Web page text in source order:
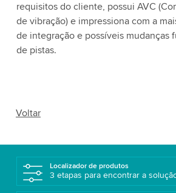
requisitos do cliente, possui AVC
de vibração) e impressiona com a
de integração e possíveis mudanças
de pistas.
Voltar
Localizador de produtos
3 etapas para encontrar a